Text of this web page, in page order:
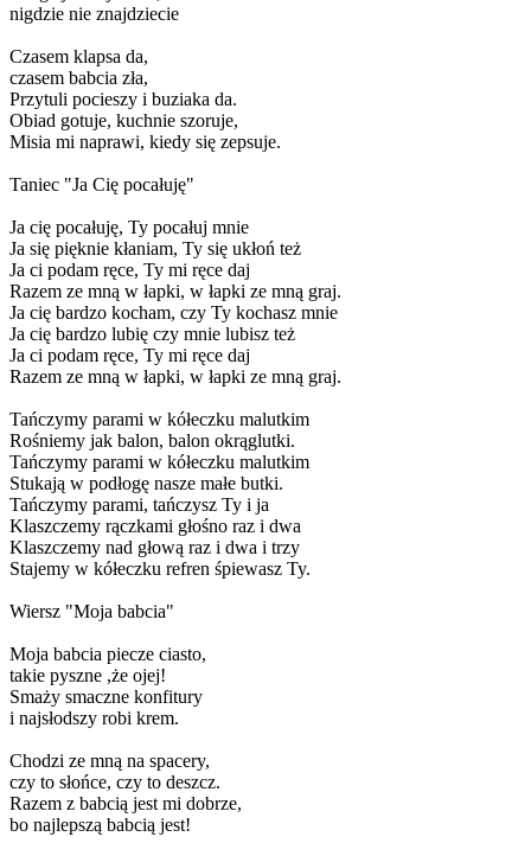
nigdzie nie znajdziecie
Czasem klapsa da,
czasem babcia zła,
Przytuli pocieszy i buziaka da.
Obiad gotuje, kuchnie szoruje,
Misia mi naprawi, kiedy się zepsuje.
Taniec "Ja Cię pocałuję"
Ja cię pocałuję, Ty pocałuj mnie
Ja się pięknie kłaniam, Ty się ukłoń też
Ja ci podam ręce, Ty mi ręce daj
Razem ze mną w łapki, w łapki ze mną graj.
Ja cię bardzo kocham, czy Ty kochasz mnie
Ja cię bardzo lubię czy mnie lubisz też
Ja ci podam ręce, Ty mi ręce daj
Razem ze mną w łapki, w łapki ze mną graj.
Tańczymy parami w kółeczku malutkim
Rośniemy jak balon, balon okrąglutki.
Tańczymy parami w kółeczku malutkim
Stukają w podłogę nasze małe butki.
Tańczymy parami, tańczysz Ty i ja
Klaszczemy rączkami głośno raz i dwa
Klaszczemy nad głową raz i dwa i trzy
Stajemy w kółeczku refren śpiewasz Ty.
Wiersz "Moja babcia"
Moja babcia piecze ciasto,
takie pyszne ,że ojej!
Smaży smaczne konfitury
i najsłodszy robi krem.
Chodzi ze mną na spacery,
czy to słońce, czy to deszcz.
Razem z babcią jest mi dobrze,
bo najlepszą babcią jest!